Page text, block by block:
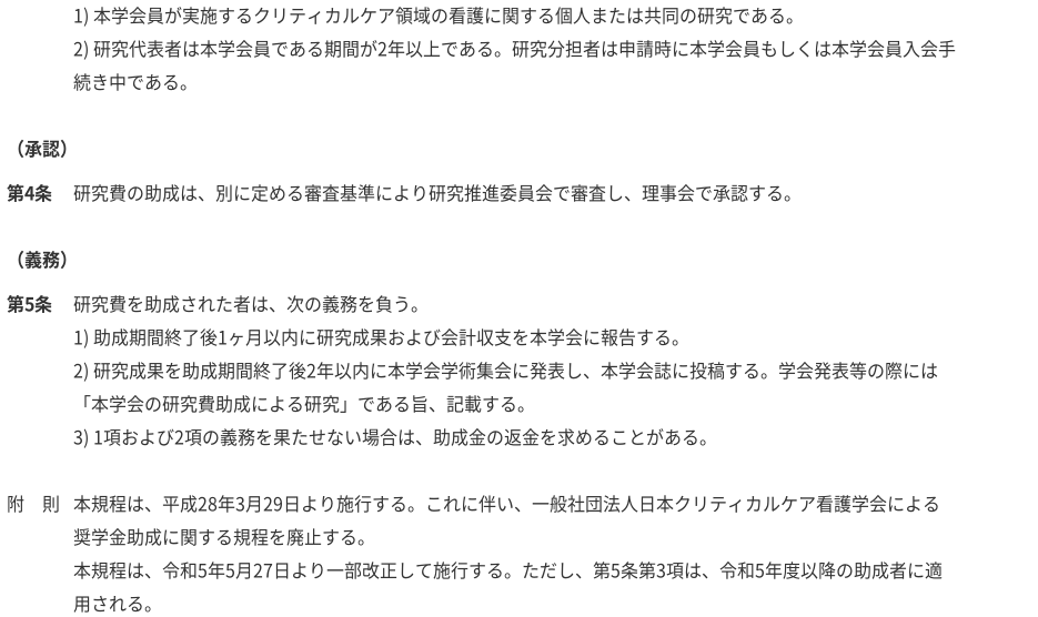
1) 本学会員が実施するクリティカルケア領域の看護に関する個人または共同の研究である。
2) 研究代表者は本学会員である期間が2年以上である。研究分担者は申請時に本学会員もしくは本学会員入会手
続き中である。
（承認）
第4条
研究費の助成は、別に定める審査基準により研究推進委員会で審査し、理事会で承認する。
（義務）
第5条
研究費を助成された者は、次の義務を負う。
1) 助成期間終了後1ヶ月以内に研究成果および会計収支を本学会に報告する。
2) 研究成果を助成期間終了後2年以内に本学会学術集会に発表し、本学会誌に投稿する。学会発表等の際には
「本学会の研究費助成による研究」である旨、記載する。
3) 1項および2項の義務を果たせない場合は、助成金の返金を求めることがある。
附 則 本規程は、平成28年3月29日より施行する。これに伴い、一般社団法人日本クリティカルケア看護学会による
奨学金助成に関する規程を廃止する。
本規程は、令和5年5月27日より一部改正して施行する。ただし、第5条第3項は、令和5年度以降の助成者に適
用される。